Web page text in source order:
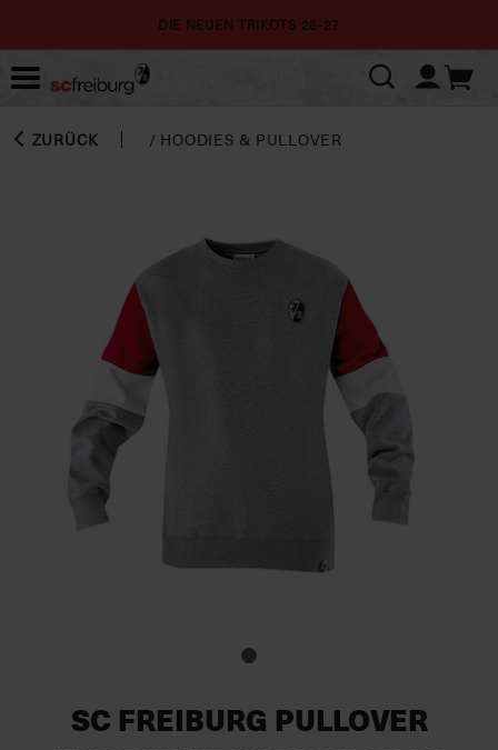
DIE NEUEN TRIKOTS 26-27
ZURÜCK / HOODIES & PULLOVER
SC FREIBURG PULLOVER